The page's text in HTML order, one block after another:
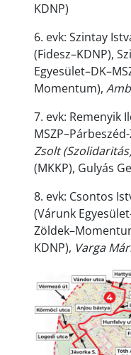
KDNP)
6. evk: Szintay
(Fidesz–KDNP),
Momentum),
7. evk: Remenyik
Zsolt
(MKKP), Gulyás
8. evk: Csontos
(Várunk
KDNP), Varga